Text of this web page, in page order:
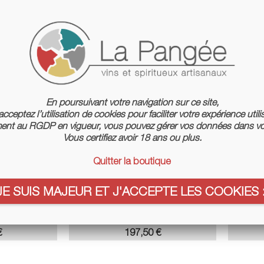
Dorée
Eau De Vie Bio De Marc De Raisins
Prix
197,50 €
En poursuivant votre navigation sur ce site,
l’utilisation de cookies pour faciliter votre expérience
au RGDP en vigueur, vous pouvez gérer vos données dans
Vous certifiez avoir 18 ans ou plus.
Quitter la boutique
SUIS MAJEUR ET J'ACCEPTE LES COOKIES